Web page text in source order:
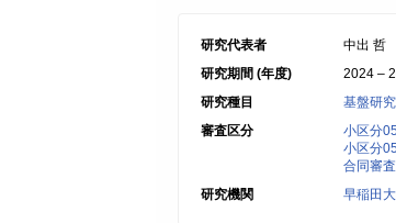
研究代表者
中出 哲
研究期間 (年度)
2024 –
研究種目
基盤研
審査区分
小区分
小区分
合同審
研究機関
早稲田